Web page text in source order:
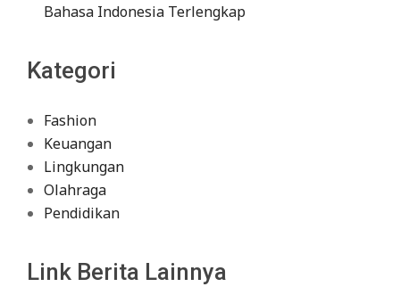
Bahasa Indonesia Terlengkap
Kategori
Fashion
Keuangan
Lingkungan
Olahraga
Pendidikan
Link Berita Lainnya